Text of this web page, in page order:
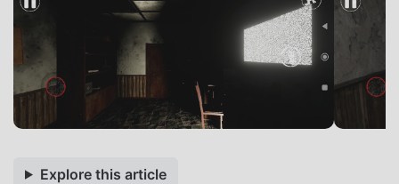
Explore this article